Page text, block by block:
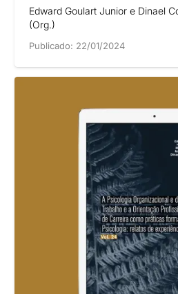
Edward Goulart Junior e Dinael
(Org.)
Publicado: 22/01/2024